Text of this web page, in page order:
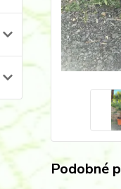
Podobné